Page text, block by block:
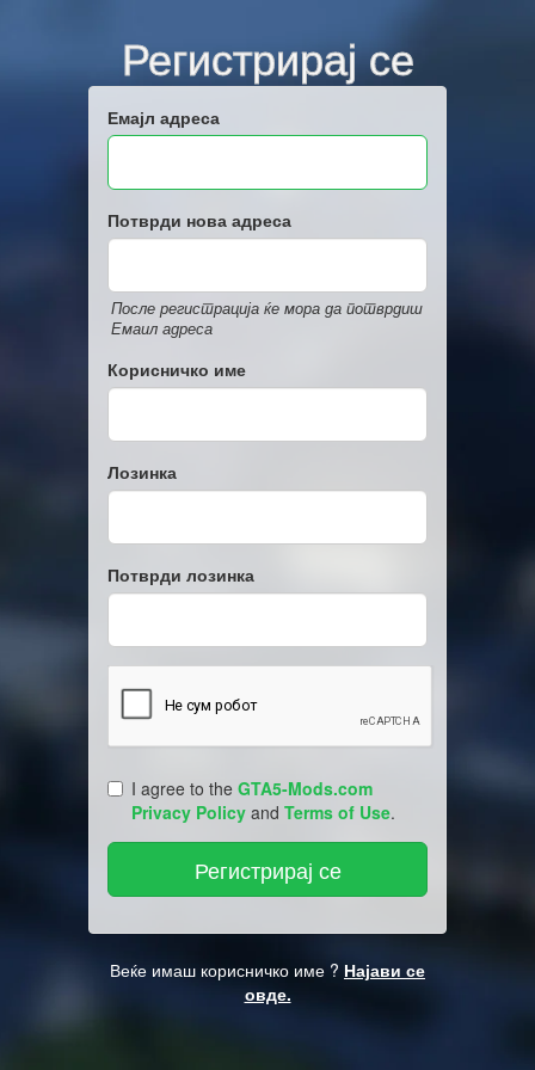
Регистрирај се
Емајл адреса
Потврди нова адреса
После регистрација ќе мора да потврдиш
Емаил адреса
Корисничко име
Лозинка
Потврди лозинка
I agree to the GTA5-Mods.com
Privacy Policy and Terms of Use.
Веќе имаш корисничко име ? Најави се
овде.